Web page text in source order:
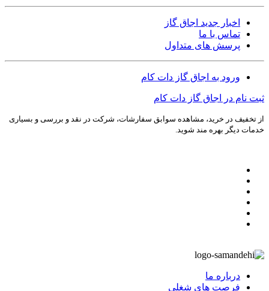
اخبار جدید اجاق گاز
تماس با ما
پرسش های متداول
ورود به اجاق گاز دات کام
ثبت نام در اجاق گاز دات کام
از تخفیف در خرید، مشاهده سوابق سفارشات، شرکت در نقد و بررسی و بسیاری
خدمات دیگر بهره مند شوید.
درباره ما
فرصت های شغلی